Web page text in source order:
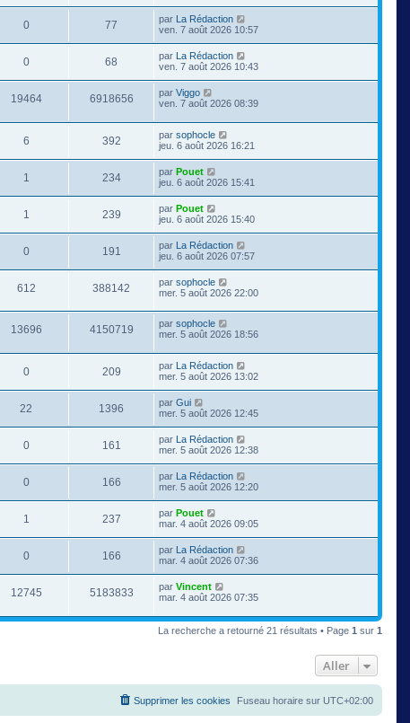
0 77 par La Rédaction
ven. 7 août 2026 10:57
0 68 par La Rédaction
ven. 7 août 2026 10:43
19464 6918656 par Viggo
ven. 7 août 2026 08:39
6 392 par sophocle
jeu. 6 août 2026 16:21
1 234 par Pouet
jeu. 6 août 2026 15:41
1 239 par Pouet
jeu. 6 août 2026 15:40
0 191 par La Rédaction
jeu. 6 août 2026 07:57
612 388142 par sophocle
mer. 5 août 2026 22:00
13696 4150719 par sophocle
mer. 5 août 2026 18:56
0 209 par La Rédaction
mer. 5 août 2026 13:02
22 1396 par Gui
mer. 5 août 2026 12:45
0 161 par La Rédaction
mer. 5 août 2026 12:38
0 166 par La Rédaction
mer. 5 août 2026 12:20
1 237 par Pouet
mar. 4 août 2026 09:05
0 166 par La Rédaction
mar. 4 août 2026 07:36
12745 5183833 par Vincent
mar. 4 août 2026 07:35
La recherche a retourné 21 résultats • Page 1 sur 1
Aller
Fuseau horaire sur UTC+02:00
Supprimer les cookies